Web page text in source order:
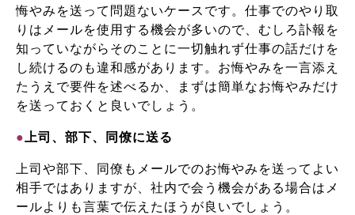
悔やみを送って問題ないケースです。仕事でのやり取
りはメールを使用する機会が多いので、むしろ訃報を
知っていながらそのことに一切触れず仕事の話だけを
し続けるのも違和感があります。お悔やみを一言添え
たうえで要件を述べるか、まずは簡単なお悔やみだけ
を送っておくと良いでしょう。
● 上司、部下、同僚に送る
上司や部下、同僚もメールでのお悔やみを送ってよい
相手ではありますが、社内で会う機会がある場合はメ
ールよりも言葉で伝えたほうが良いでしょう。